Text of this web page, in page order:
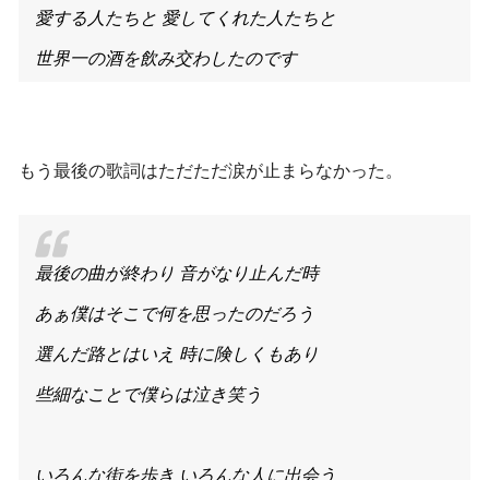
愛する人たちと 愛してくれた人たちと
世界一の酒を飲み交わしたのです
もう最後の歌詞はただただ涙が止まらなかった。
最後の曲が終わり 音がなり止んだ時
あぁ僕はそこで何を思ったのだろう
選んだ路とはいえ 時に険しくもあり
些細なことで僕らは泣き笑う
いろんな街を歩き いろんな人に出会う